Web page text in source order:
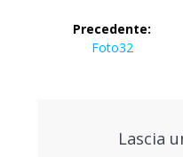
Navigazione
articoli
Precedente:
Articolo
Foto32
Lascia